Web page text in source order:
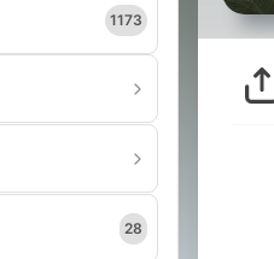
1173
28